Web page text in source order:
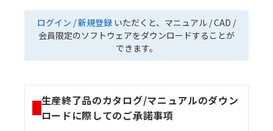
ログイン / 新規登録 いただくと、マニュアル / CAD /
会員限定のソフトウェアをダウンロードすることが
できます。
生産終了品のカタログ/マニュアルのダウン
ロードに際してのご承諾事項